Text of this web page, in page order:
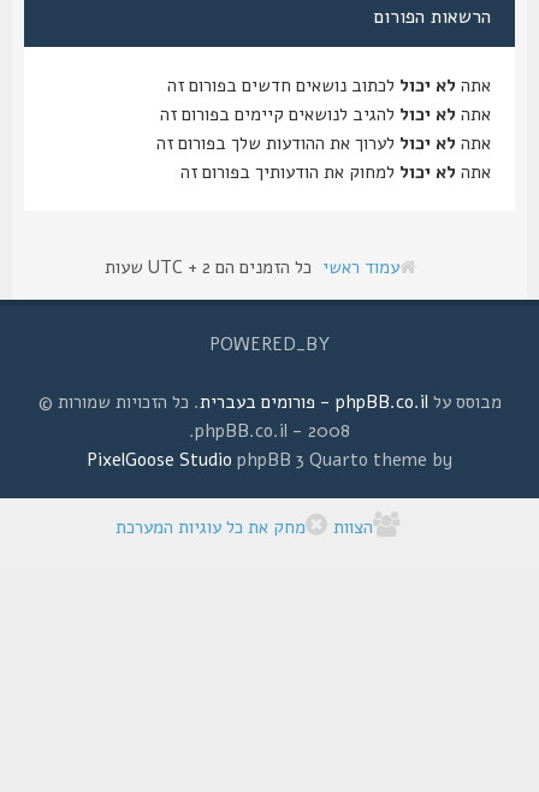
הרשאות הפורום
לא יכול לכתוב נושאים חדשים בפורום זה
לא יכול להגיב לנושאים קיימים בפורום זה
לא יכול לערוך את ההודעות שלך בפורום זה
לא יכול למחוק את הודעותיך בפורום זה
עמוד ראשי כל הזמנים הם UTC + 2 שעות
POWERED_BY
מבוסס עלphpBB.co.il - פורומים בעברית
. כל הזכויות שמורות ©
2008 - phpBB.co.il.
phpBB 3 Quarto theme by
PixelGoose Studio
הצוות מחק את כל עוגיות המערכת